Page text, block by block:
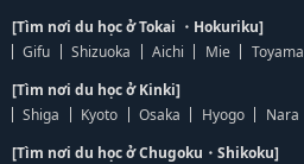
[Tìm nơi du học ở Tokai ・Hokuriku]
Gifu
Shizuoka Aichi Mie Toyama
[Tìm nơi du học ở Kinki]
Shiga
Kyoto Osaka Hyogo Nara
[Tìm nơi du học ở Chugoku・Shikoku]